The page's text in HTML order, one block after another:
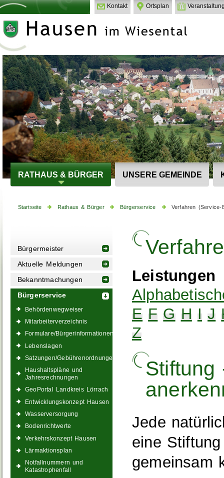
Kontakt Ortsplan
RATHAUS & BÜRGER UNSERE GEMEINDE
Startseite Rathaus & Bürger Bürgerservice Verfahren (Service-
Bürgermeister
Aktuelle Meldungen
Bekanntmachungen
Bürgerservice
Behördenwegweiser
Mitarbeiterverzeichnis
Formulare/Bürgerinformationen
Lebenslagen
Satzungen/Gebührenordnungen
Haushaltspläne und
Jahresrechnungen
GeoPortal Landkreis Lörrach
Entwicklungskonzept Hausen
Wasserversorgung
Bodenrichtwerte
Verkehrskonzept Hausen
Lärmaktionsplan
Notfallnummern und
Katastrophenfall
Leistungen
E F G H I J
Z
Stiftung
Jede
eine
gemeinsam